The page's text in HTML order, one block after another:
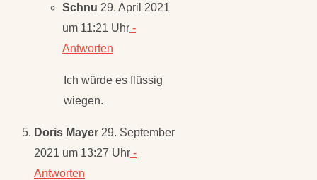
Schnu 29. April 2021
um 11:21 Uhr -
Antworten
Ich würde es flüssig
wiegen.
Doris Mayer 29. September
2021 um 13:27 Uhr -
Antworten